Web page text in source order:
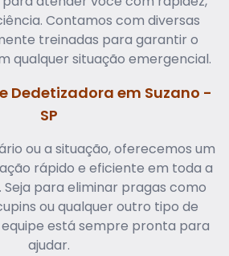
Contamos com diversas
treinadas para garantir o
qualquer situação emergencial.
Dedetizadora em Suzano -
SP
ou a situação, oferecemos um
rápido e eficiente em toda a
Seja para eliminar pragas como
ou qualquer outro tipo de
está sempre pronta para
ajudar.